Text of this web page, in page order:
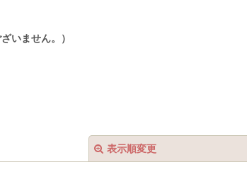
いません。）
表示順変更